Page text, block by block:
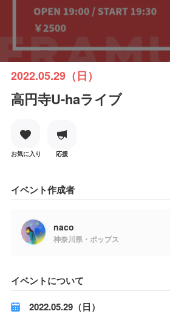
2022.05.29（日）
高円寺U-haライブ
お気に入り 応援
イベント作成者
naco
神奈川県・ポップス
イベントについて
2022.05.29（日）